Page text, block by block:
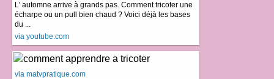
L' automne arrive à grands pas. Comment tricoter une
écharpe ou un pull bien chaud ? Voici déjà les bases
du ...
via youtube.com
via matvpratique.com